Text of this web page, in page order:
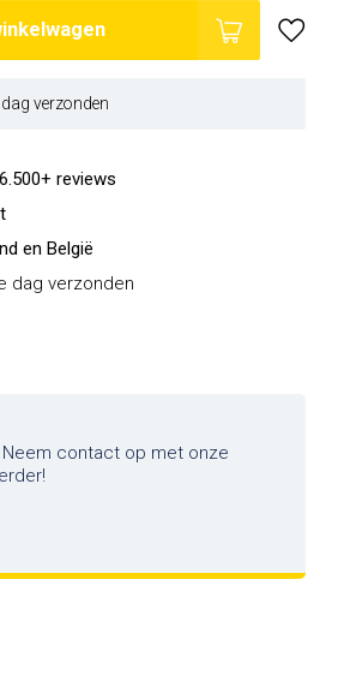
verzonden
6.500+ reviews
en België
dag verzonden
contact op met onze